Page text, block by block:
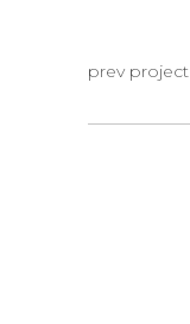
prev project